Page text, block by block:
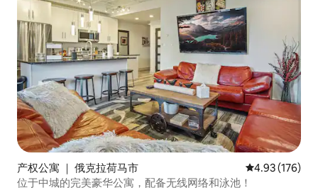
产权公寓 ｜ 俄克拉荷马市 平均评分 4.93
4.93 (176)
位于中城的完美豪华公寓，配备无线网络和泳池！